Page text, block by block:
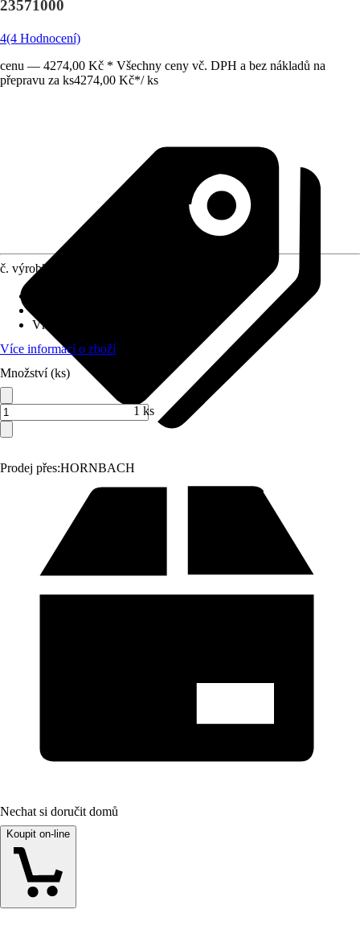
23571000
4(4 Hodnocení)
cenu — 4274,00 Kč * Všechny ceny vč. DPH a bez nákladů na
přepravu za ks4274,00 Kč*/ ks
Prodej přes:HORNBACH
č. výrobku
Vhodné pro
Více informací o zboží
Množství (ks)
1 ks
Nechat si doručit domů
Koupit on-line